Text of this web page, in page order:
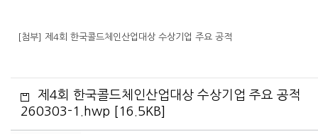
[첨부] 제4회 한국콜드체인산업대상 수상기업 주요 공적
제4회 한국콜드체인산업대상 수상기업 주요 공적
260303-1.hwp [16.5KB]